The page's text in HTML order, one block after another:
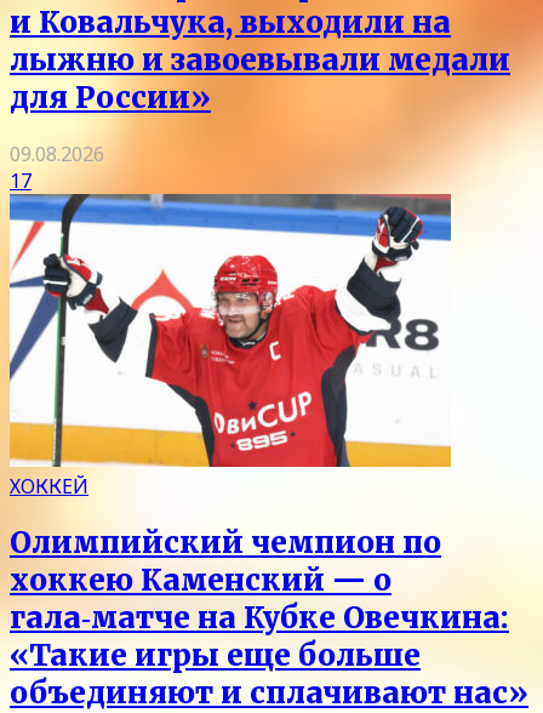
и Ковальчука, выходили на
лыжню и завоевывали медали
для России»
09.08.2026
17
ХОККЕЙ
Олимпийский чемпион по
хоккею Каменский — о
гала‑матче на Кубке Овечкина:
«Такие игры еще больше
объединяют и сплачивают нас»